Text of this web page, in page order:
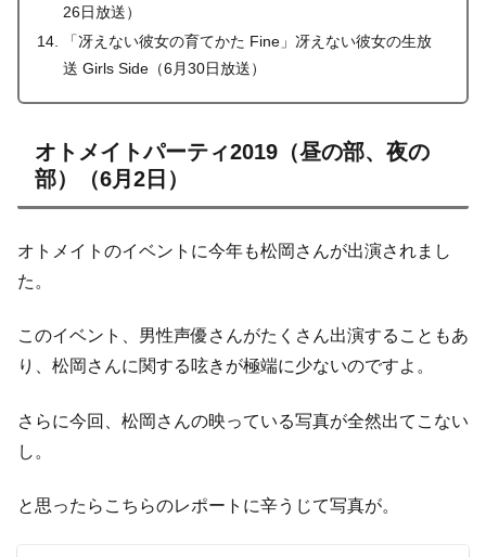
26日放送）
「冴えない彼女の育てかた Fine」冴えない彼女の生放
送 Girls Side（6月30日放送）
オトメイトパーティ2019（昼の部、夜の
部）（6月2日）
オトメイトのイベントに今年も松岡さんが出演されまし
た。
このイベント、男性声優さんがたくさん出演することもあ
り、松岡さんに関する呟きが極端に少ないのですよ。
さらに今回、松岡さんの映っている写真が全然出てこない
し。
と思ったらこちらのレポートに辛うじて写真が。